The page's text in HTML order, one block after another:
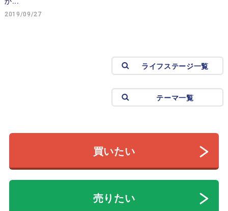
2019/09/27
ライフステージ一覧
テーマ一覧
買いたい
売りたい